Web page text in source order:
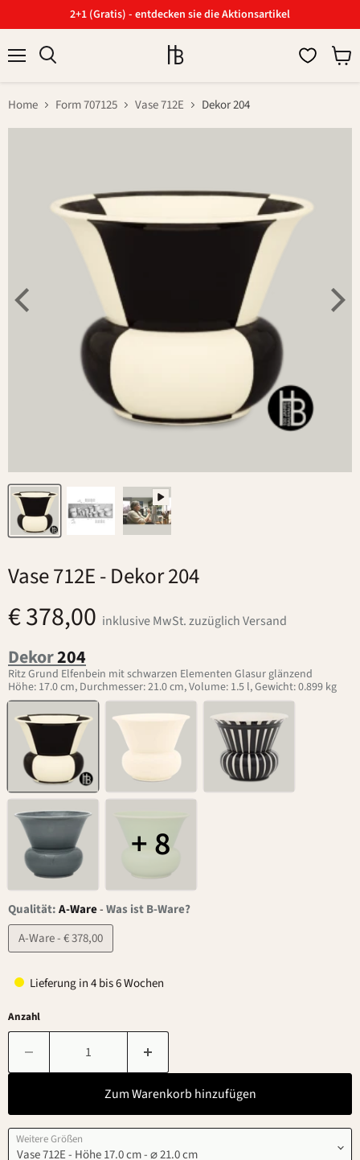
2+1 (Gratis) - entdecken sie die Aktionsartikel
Home Form 707125 Vase 712E Dekor 204
Vase 712E- Dekor 204
€ 378,00 inklusive MwSt. zuzüglich Versand
Dekor204
Ritz Grund Elfenbein mit schwarzen Elementen Glasur glänzend
Höhe: 17.0 cm, Durchmesser: 21.0 cm, Volume: 1.5 l, Gewicht: 0.899 kg
+ 8
Qualität:A-Ware-Was ist B-Ware?
A-Ware - € 378,00
Lieferung in 4 bis 6 Wochen
Anzahl
Zum Warenkorb hinzufügen
Weitere Größen